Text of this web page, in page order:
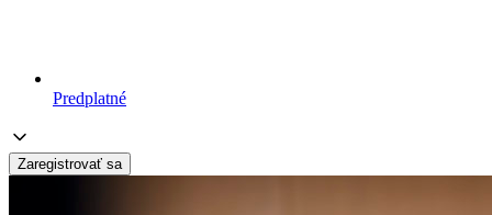
Predplatné
Zaregistrovať sa